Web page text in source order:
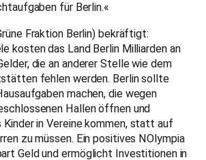
für Berlin.«
Fraktion Berlin) bekräftigt:
kosten das Land Berlin Milliarden an
die an anderer Stelle wie dem
fehlen werden. Berlin sollte
machen, die wegen
Hallen öffnen und
Kinder in Vereine kommen, statt auf
zu müssen. Ein positives NOlympia
Geld und ermöglicht Investitionen in